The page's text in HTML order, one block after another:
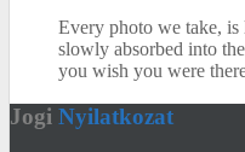
Every photo we take, is
slowly absorbed into
you wish you were
Jogi Nyilatkozat